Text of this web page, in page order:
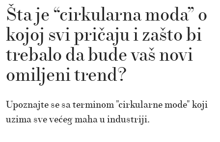
Šta je “cirkularna moda” o
kojoj svi pričaju i zašto bi
trebalo da bude vaš novi
omiljeni trend?
Upoznajte se sa terminom "cirkularne mode" koji
uzima sve većeg maha u industriji.